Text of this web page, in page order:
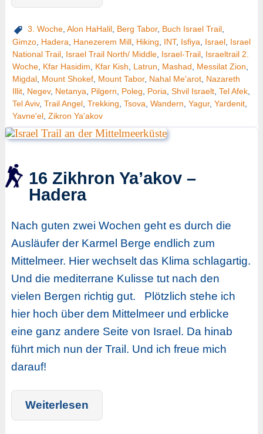
3. Woche, Alon HaHalil, Berg Tabor, Buch Israel Trail,
Gimzo, Hadera Hanezerem Mill, Hiking INT, Isfiya Israel, Israel
National Trail, Israel Trail North/ Middle, Israel-Trail, Israeltrail 2.
Woche, Kfar Hasidim Kfar Kish Latrun Mashad Messilat Zion
Migdal, Mount Shokef, Mount Tabor, Nahal Me'arot, Nazareth
Illit, Negev, Netanya Pilgern Poleg Poria Shvil Israelt, Tel Afek,
Tel Aviv, Trail Angel, Trekking Tsova Wandern Yagur, Yardenit,
Yavne'el, Zikron Ya'akov
16 Zikhron Ya’akov –
Hadera
Nach guten zwei Wochen geht es durch die
Ausläufer der Karmel Berge endlich zum
Mittelmeer. Hier wechselt das Klima schlagartig.
Und die mediterrane Kulisse tut nach den
vielen Bergen richtig gut. Plötzlich stehe ich
hier hoch über dem Mittelmeer und erblicke
eine ganz andere Seite von Israel. Da hinab
führt mich nun der Trail. Und ich freue mich
darauf!
Weiterlesen